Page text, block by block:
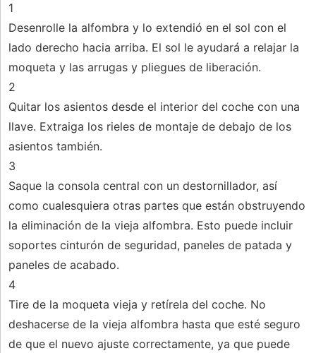
1
Desenrolle la alfombra y lo extendió en el sol con el
lado derecho hacia arriba. El sol le ayudará a relajar la
moqueta y las arrugas y pliegues de liberación.
2
Quitar los asientos desde el interior del coche con una
llave. Extraiga los rieles de montaje de debajo de los
asientos también.
3
Saque la consola central con un destornillador, así
como cualesquiera otras partes que están obstruyendo
la eliminación de la vieja alfombra. Esto puede incluir
soportes cinturón de seguridad, paneles de patada y
paneles de acabado.
4
Tire de la moqueta vieja y retírela del coche. No
deshacerse de la vieja alfombra hasta que esté seguro
de que el nuevo ajuste correctamente, ya que puede